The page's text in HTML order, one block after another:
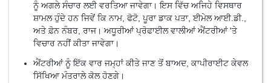
ਨੂੰ ਅਗਲੇ ਸੰਚਾਰ ਲਈ ਵਰਤਿਆ ਜਾਵੇਗਾ। ਇਸ ਵਿੱਚ ਅਜਿਹੇ ਵਿਸਥਾਰ
ਸ਼ਾਮਲ ਹੁੰਦੇ ਹਨ ਜਿਵੇਂ ਕਿ ਨਾਮ, ਫੋਟੋ, ਪੂਰਾ ਡਾਕ ਪਤਾ, ਈਮੇਲ ਆਈ.ਡੀ.,
ਅਤੇ ਫ਼ੋਨ ਨੰਬਰ, ਰਾਜ। ਅਧੂਰੀਆਂ ਪ੍ਰੋਫਾਈਲ ਵਾਲੀਆਂ ਐਂਟਰੀਆਂ 'ਤੇ
ਵਿਚਾਰ ਨਹੀਂ ਕੀਤਾ ਜਾਵੇਗਾ।
ਐਂਟਰੀਆਂ ਨੂੰ ਇੱਕ ਵਾਰ ਜਮ੍ਹਾਂ ਕੀਤੇ ਜਾਣ ਤੋਂ ਬਾਅਦ, ਕਾਪੀਰਾਈਟ ਕੇਵਲ
ਸਿੱਖਿਆ ਮੰਤਰਾਲੇ ਕੋਲ ਹੋਣਗੇ।